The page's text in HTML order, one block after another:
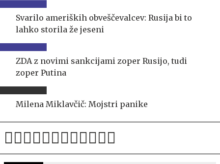
Svarilo ameriških obveščevalcev: Rusija bi to
lahko storila že jeseni
ZDA z novimi sankcijami zoper Rusijo, tudi
zoper Putina
Milena Miklavčič: Mojstri panike